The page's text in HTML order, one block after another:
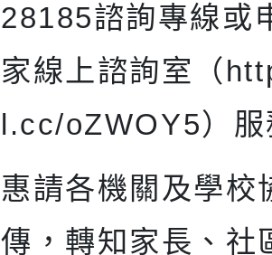
28185諮詢專線或
家線上諮詢室（
l.cc/oZWOY5）服
惠請各機關及學校
傳，轉知家長、社